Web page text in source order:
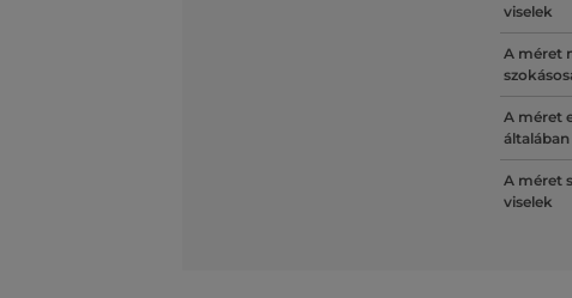
viselek
A méret
A méret
általában
A méret
viselek